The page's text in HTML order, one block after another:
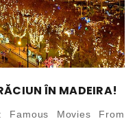
ÎN MADEIRA!
Movies From